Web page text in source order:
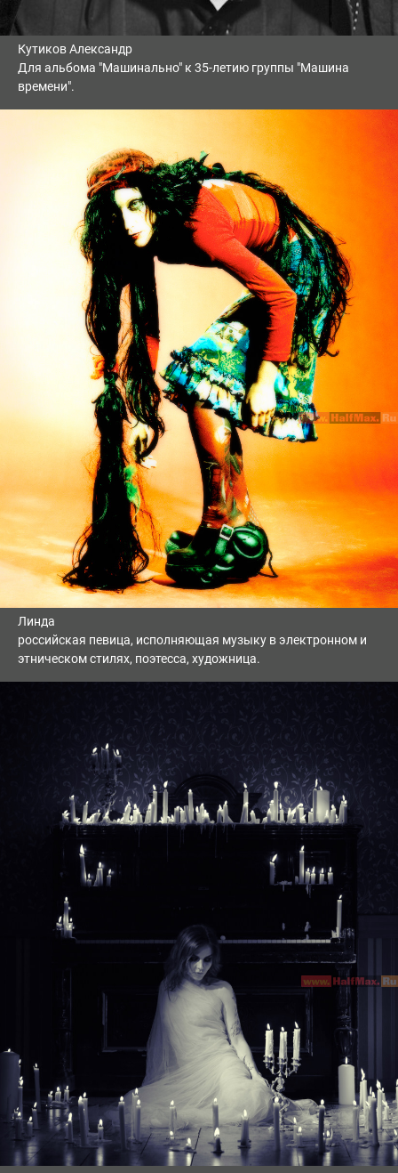
Кутиков Александр
Для альбома "Машинально" к 35-летию группы "Машина
времени".
Линда
российская певица, исполняющая музыку в электронном и
этническом стилях, поэтесса, художница.